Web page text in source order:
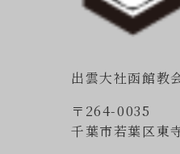
出雲大社函館教
〒264-0035
千葉市若葉区東